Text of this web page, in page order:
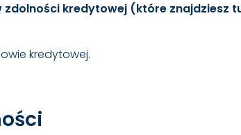
zdolności kredytowej (które znajdziesz
kredytowej.